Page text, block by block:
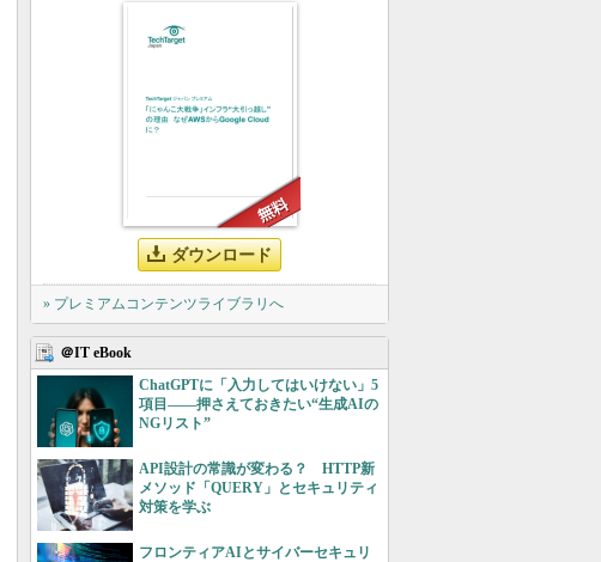
ダウンロード
» プレミアムコンテンツライブラリへ
＠IT eBook
ChatGPTに「入力してはいけない」5
項目――押さえておきたい“生成AIの
NGリスト”
API設計の常識が変わる？ HTTP新
メソッド「QUERY」とセキュリティ
対策を学ぶ
フロンティアAIとサイバーセキュリ